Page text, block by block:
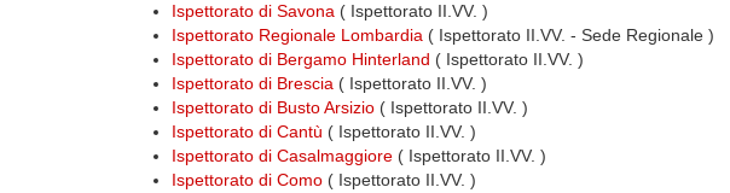
Ispettorato di Savona ( Ispettorato II.VV. )
Ispettorato Regionale Lombardia ( Ispettorato II.VV. - Sede Regionale )
Ispettorato di Bergamo Hinterland ( Ispettorato II.VV. )
Ispettorato di Brescia ( Ispettorato II.VV. )
Ispettorato di Busto Arsizio ( Ispettorato II.VV. )
Ispettorato di Cantù ( Ispettorato II.VV. )
Ispettorato di Casalmaggiore ( Ispettorato II.VV. )
Ispettorato di Como ( Ispettorato II.VV. )